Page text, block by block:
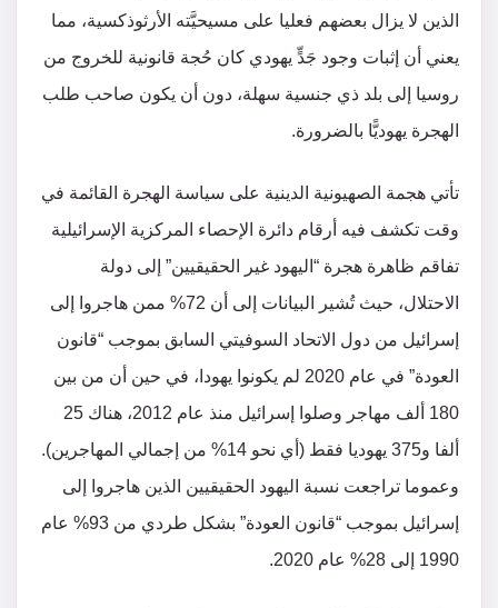
الذين لا يزال بعضهم فعليا على مسيحيَّته الأرثوذكسية، مما
يعني أن إثبات وجود جَدٍّ يهودي كان حُجة قانونية للخروج من
روسيا إلى بلد ذي جنسية سهلة، دون أن يكون صاحب طلب
الهجرة يهوديًّا بالضرورة.
تأتي هجمة الصهيونية الدينية على سياسة الهجرة القائمة في
وقت تكشف فيه أرقام دائرة الإحصاء المركزية الإسرائيلية
تفاقم ظاهرة هجرة “اليهود غير الحقيقيين” إلى دولة
الاحتلال، حيث تُشير البيانات إلى أن 72% ممن هاجروا إلى
إسرائيل من دول الاتحاد السوفيتي السابق بموجب “قانون
العودة” في عام 2020 لم يكونوا يهودا، في حين أن من بين
180 ألف مهاجر وصلوا إسرائيل منذ عام 2012، هناك 25
ألفا و375 يهوديا فقط (أي نحو 14% من إجمالي المهاجرين).
وعموما تراجعت نسبة اليهود الحقيقيين الذين هاجروا إلى
إسرائيل بموجب “قانون العودة” بشكل طردي من 93% عام
1990 إلى 28% عام 2020.